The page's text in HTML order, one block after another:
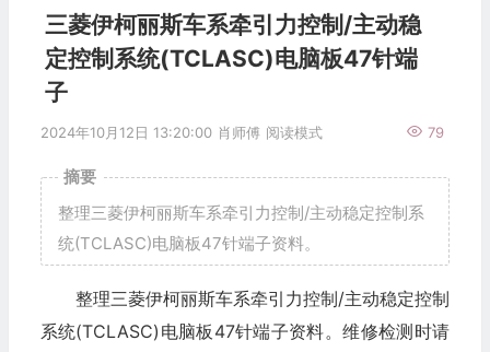
三菱伊柯丽斯车系牵引力控制/主动稳
定控制系统(TCLASC)电脑板47针端
子
2024年10月12日 13:20:00 肖师傅 79
阅读模式
摘要
整理三菱伊柯丽斯车系牵引力控制/主动稳定控制系
统(TCLASC)电脑板47针端子资料。
整理三菱伊柯丽斯车系牵引力控制/主动稳定控制
系统(TCLASC)电脑板47针端子资料。维修检测时请